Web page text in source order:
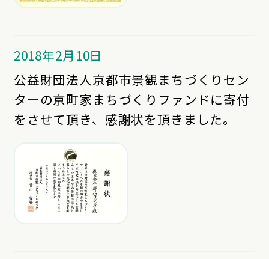
2018年2月10日
公益財団法人京都市景観まちづくりセン
ターの京町家まちづくりファンドに寄付
をさせて頂き、感謝状を頂きました。